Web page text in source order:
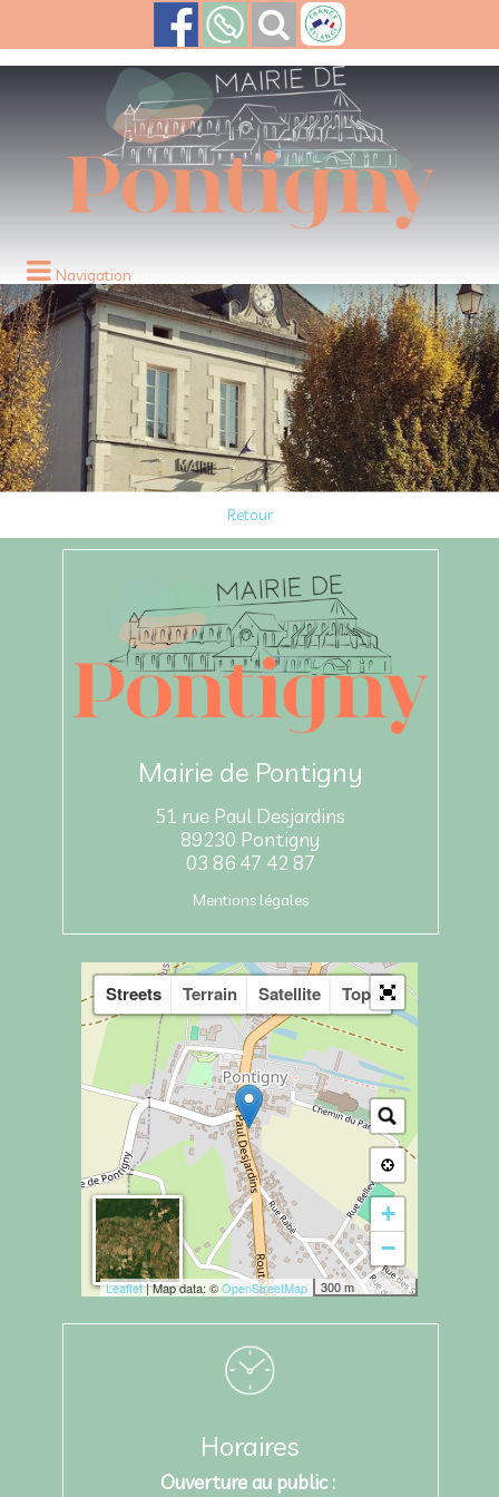
Navigation
Retour
Mairie de Pontigny
51 rue Paul Desjardins
89230 Pontigny
03 86 47 42 87
Mentions légales
Streets Terrain Satellite Topo
+
−
300 m
Leaflet| Map data: ©OpenStreetMap
Horaires
Ouverture au public :